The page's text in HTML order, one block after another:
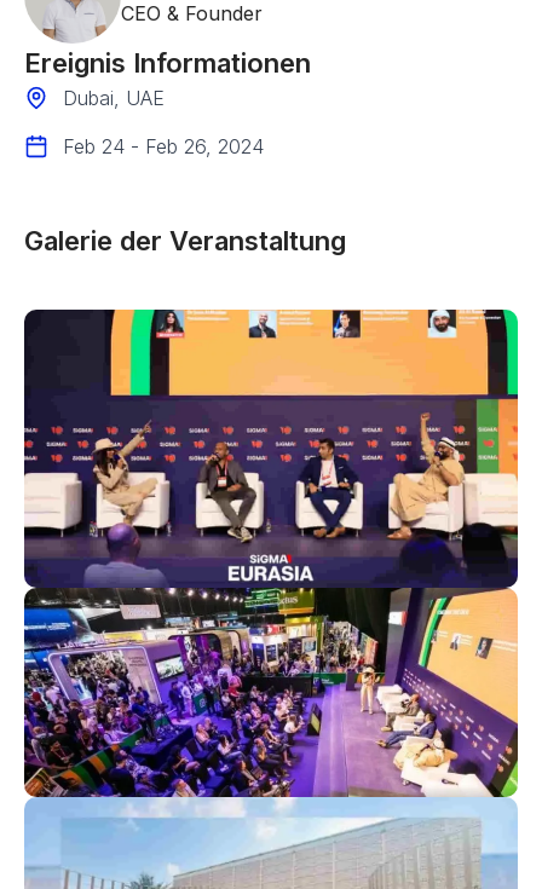
CEO & Founder
Ereignis Informationen
Dubai, UAE
Feb 24 - Feb 26, 2024
Galerie der Veranstaltung